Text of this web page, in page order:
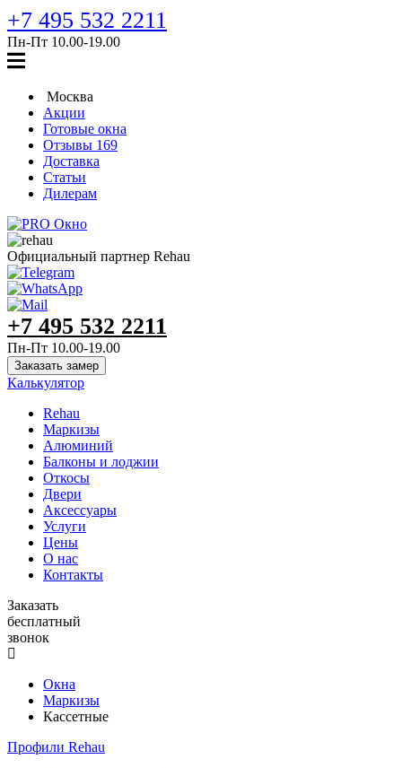
+7 495 532 2211
Пн-Пт 10.00‑19.00
Москва
Акции
Готовые окна
Отзывы 169
Доставка
Cтатьи
Дилерам
Официальный партнер Rehau
+7 495 532 2211
Пн-Пт 10.00‑19.00
Заказать замер
Калькулятор
Rehau
Маркизы
Алюминий
Балконы и лоджии
Откосы
Двери
Аксессуары
Услуги
Цены
О нас
Контакты
Заказать
бесплатный
звонок
Окна
Маркизы
Кассетные
Профили Rehau